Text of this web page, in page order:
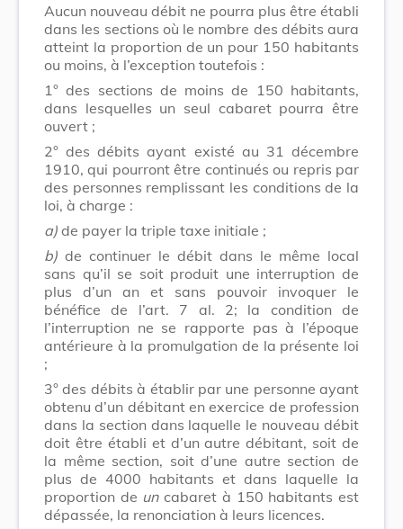
Aucun nouveau débit ne pourra plus être établi
dans les sections où le nombre des débits aura
atteint la proportion de un pour 150 habitants
ou moins, à l’exception toutefois :
1° des sections de moins de 150 habitants,
dans lesquelles un seul cabaret pourra être
ouvert ;
2° des débits ayant existé au 31 décembre
1910, qui pourront être continués ou repris par
des personnes remplissant les conditions de la
loi, à charge :
a) de payer la triple taxe initiale ;
b) de continuer le débit dans le même local
sans qu’il se soit produit une interruption de
plus d’un an et sans pouvoir invoquer le
bénéfice de l’art. 7 al. 2; la condition de
l’interruption ne se rapporte pas à l’époque
antérieure à la promulgation de la présente loi
;
3° des débits à établir par une personne ayant
obtenu d’un débitant en exercice de profession
dans la section dans laquelle le nouveau débit
doit être établi et d’un autre débitant, soit de
la même section, soit d’une autre section de
plus de 4000 habitants et dans laquelle la
proportion de uncabaret à 150 habitants est
dépassée, la renonciation à leurs licences.